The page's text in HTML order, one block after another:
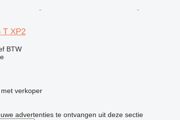
T XP2
BTW
verkoper
advertenties te ontvangen uit deze sectie